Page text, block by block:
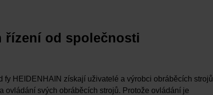
řízení od společnosti
fy HEIDENHAIN získají uživatelé a výrobci obráběcích strojů
ovládání svých obráběcích strojů. Protože ovládání je